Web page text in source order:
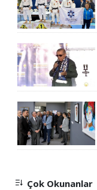
Çok Okunanlar